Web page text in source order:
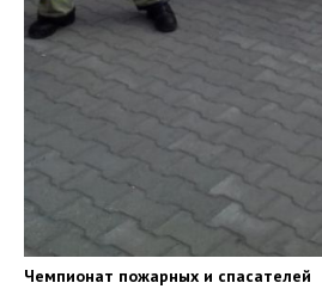
Чемпионат пожарных и спасателей